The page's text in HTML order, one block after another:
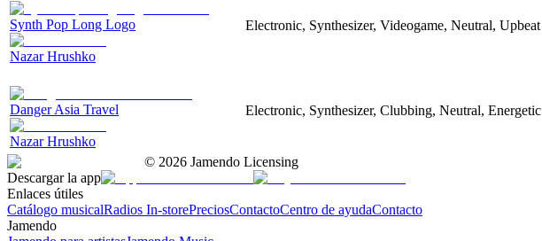
Synth Pop Long Logo
Nazar Hrushko
Electronic, Synthesizer, Videogame, Neutral, Upbeat
Danger Asia Travel
Nazar Hrushko
Electronic, Synthesizer, Clubbing, Neutral, Energetic
© 2026 Jamendo Licensing
Descargar la app
Enlaces útiles
Catálogo musicalRadios In-storePreciosContactoCentro de ayudaContacto
Jamendo